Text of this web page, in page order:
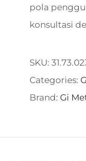
pola
konsultasi
SKU:
Categories:
Brand: Gi